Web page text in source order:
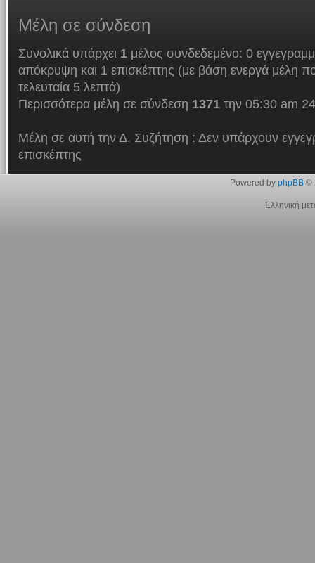
Μέλη σε σύνδεση
Συνολικά υπάρχει 1μέλος συνδεδεμένο: 0
απόκρυψη και 1 επισκέπτης (με βάση ενεργά μέλη
τελευταία 5 λεπτά)
Περισσότερα μέλη σε σύνδεση 1371την 05:30 am
Μέλη σε αυτή την Δ. Συζήτηση : Δεν υπάρχουν
επισκέπτης
Powered by phpBB©
Ελληνική